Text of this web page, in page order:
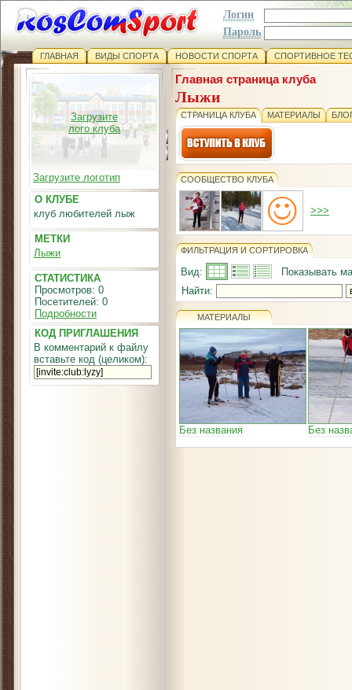
Логин
Пароль
ГЛАВНАЯ ВИДЫ СПОРТА НОВОСТИ СПОРТА СПОРТИВНОЕ
Загрузите
лого клуба
Загрузите логотип
О КЛУБЕ
клуб любителей лыж
МЕТКИ
Лыжи
СТАТИСТИКА
Просмотров: 0
Посетителей: 0
Подробности
КОД ПРИГЛАШЕНИЯ
В комментарий к файлу
вставьте код (целиком):
Главная страница клуба
Лыжи
СТРАНИЦА КЛУБА МАТЕРИАЛЫ
СООБЩЕСТВО КЛУБА
>>>
ФИЛЬТРАЦИЯ И СОРТИРОВКА
Вид:
Показывать
Найти:
МАТЕРИАЛЫ
Без названия Без